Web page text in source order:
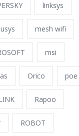
linksys
mesh wifi
msi
Orico poe
Rapoo
ROBOT